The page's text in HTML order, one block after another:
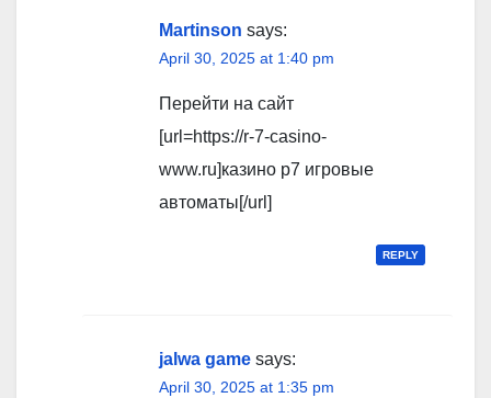
Martinson says:
April 30, 2025 at 1:40 pm
Перейти на сайт
[url=https://r-7-casino-
www.ru]казино р7 игровые
автоматы[/url]
REPLY
jalwa game says:
April 30, 2025 at 1:35 pm